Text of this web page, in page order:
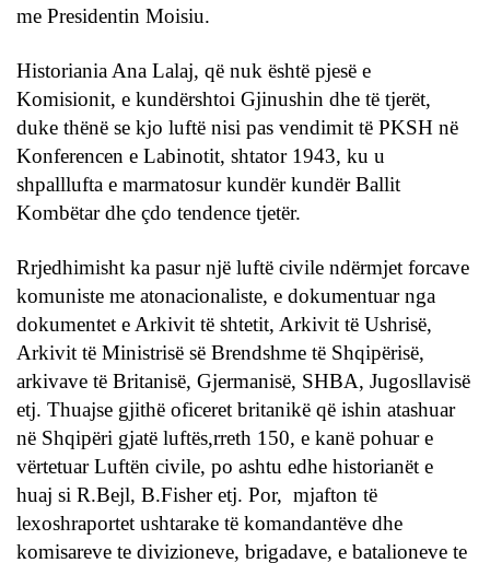
me Presidentin Moisiu.
Historiania Ana Lalaj, që nuk është pjesë e
Komisionit, e kundërshtoi Gjinushin dhe të tjerët,
duke thënë se kjo luftë nisi pas vendimit të PKSH në
Konferencen e Labinotit, shtator 1943, ku u
shpalllufta e marmatosur kundër kundër Ballit
Kombëtar dhe çdo tendence tjetër.
Rrjedhimisht ka pasur një luftë civile ndërmjet forcave
komuniste me atonacionaliste, e dokumentuar nga
dokumentet e Arkivit të shtetit, Arkivit të Ushrisë,
Arkivit të Ministrisë së Brendshme të Shqipërisë,
arkivave të Britanisë, Gjermanisë, SHBA, Jugosllavisë
etj. Thuajse gjithë oficeret britanikë që ishin atashuar
në Shqipëri gjatë luftës,rreth 150, e kanë pohuar e
vërtetuar Luftën civile, po ashtu edhe historianët e
huaj si R.Bejl, B.Fisher etj. Por, mjafton të
lexoshraportet ushtarake të komandantëve dhe
komisareve te divizioneve, brigadave, e batalioneve te